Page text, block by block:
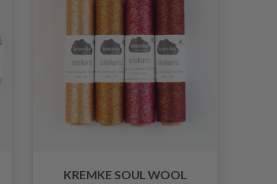
KREMKE SOUL WOOL